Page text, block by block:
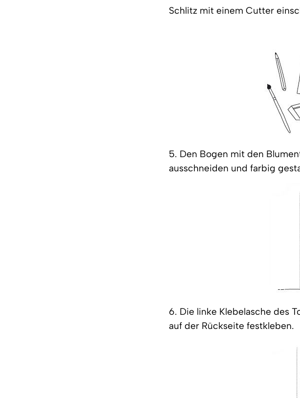
Schlitz mit einem Cutter
5. Den Bogen mit den
ausschneiden und farbig
6. Die linke Klebelasche des
auf der Rückseite festkleben.